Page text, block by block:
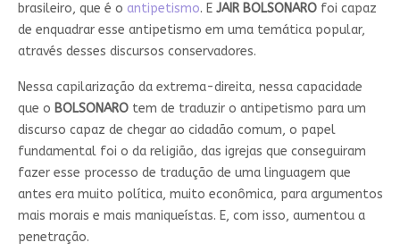
brasileiro, que é o antipetismo. E JAIR BOLSONAROfoi capaz
de enquadrar esse antipetismo em uma temática popular,
através desses discursos conservadores.
Nessa capilarização da extrema-direita, nessa capacidade
que o BOLSONAROtem de traduzir o antipetismo para um
discurso capaz de chegar ao cidadão comum, o papel
fundamental foi o da religião, das igrejas que conseguiram
fazer esse processo de tradução de uma linguagem que
antes era muito política, muito econômica, para argumentos
mais morais e mais maniqueístas. E, com isso, aumentou a
penetração.